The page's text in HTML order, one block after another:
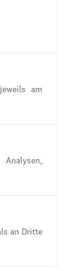
am
an Dritte